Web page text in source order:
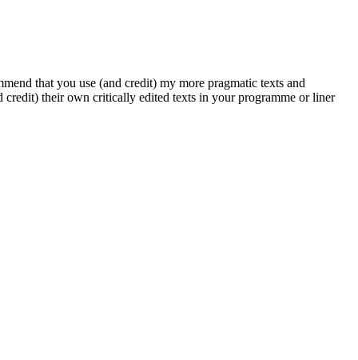
that you use (and credit) my more pragmatic texts and
credit) their own critically edited texts in your programme or liner